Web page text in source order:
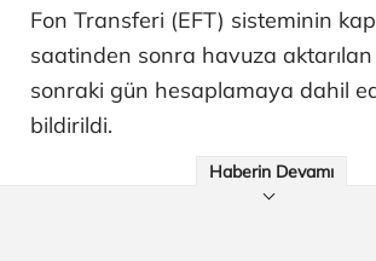
Fon Transferi (EFT) sisteminin
saatinden sonra havuza
sonraki gün hesaplamaya dahil
bildirildi.
Haberin Devamı